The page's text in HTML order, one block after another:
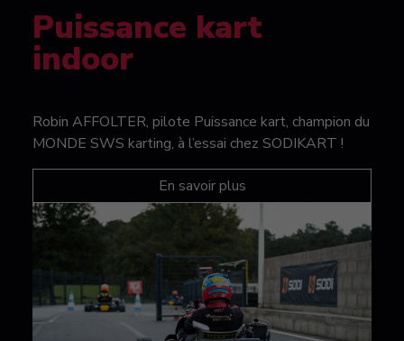
Puissance kart
indoor
Robin AFFOLTER, pilote Puissance kart, champion du
MONDE SWS karting, à l’essai chez SODIKART !
En savoir plus